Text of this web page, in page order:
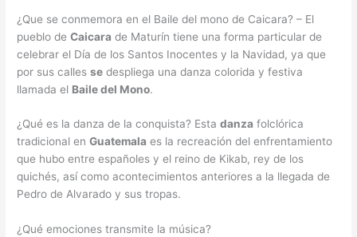
¿Que se conmemora en el Baile del mono de Caicara? – El
pueblo deCaicara de Maturín tiene una forma particular de
celebrar el Día de los Santos Inocentes y la Navidad, ya que
por sus callesse despliega una danza colorida y festiva
llamada el Baile del Mono.
¿Qué es la danza de la conquista? Estadanza folclórica
tradicional enGuatemala es la recreación del enfrentamiento
que hubo entre españoles y el reino de Kikab, rey de los
quichés, así como acontecimientos anteriores a la llegada de
Pedro de Alvarado y sus tropas.
¿Qué emociones transmite la música?